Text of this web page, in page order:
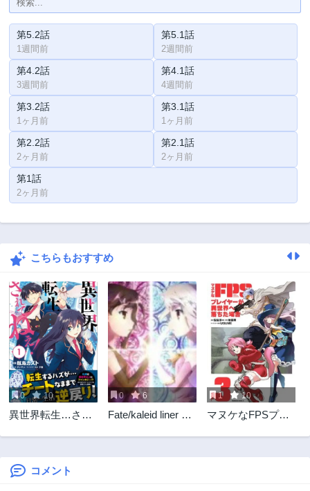
第5.2話
1週間前
第5.1話
2週間前
第4.2話
3週間前
第4.1話
4週間前
第3.2話
1ヶ月前
第3.1話
1ヶ月前
第2.2話
2ヶ月前
第2.1話
2ヶ月前
第1話
2ヶ月前
こちらもおすすめ
0 10
異世界転生…され
0 6
Fate/kaleid liner プ
1 10
マヌケなFPSプレ
コメント